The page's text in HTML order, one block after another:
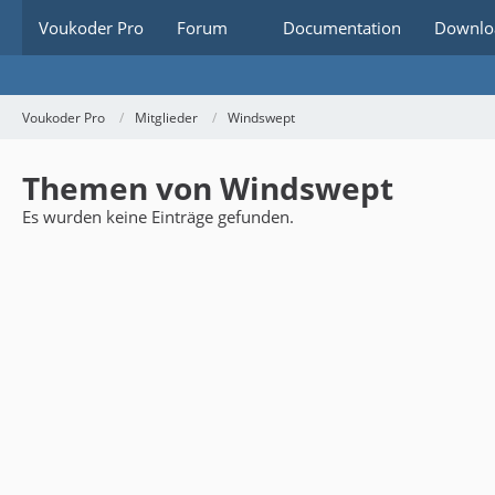
Voukoder Pro Forum Documentation
Voukoder Pro Mitglieder Windswept
Themen von Windswept
Es wurden keine Einträge gefunden.